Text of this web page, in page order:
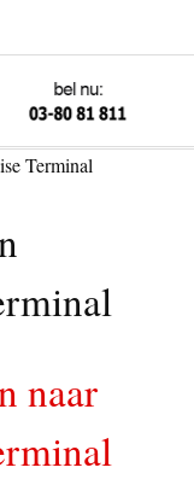
Terminal
naar